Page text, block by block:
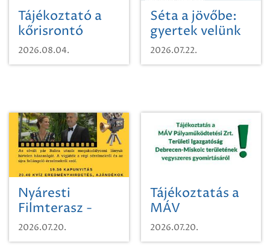
Tájékoztató a
kőrisrontó
karcsúdíszbogárról
2026.08.04.
Séta a jövőbe:
gyertek velünk
egy városi
időutazásra!
2026.07.22.
Nyáresti
Filmterasz -
Beugró a
Paradicsomba
2026.07.20.
Tájékoztatás a
MÁV
Pályaműködtetési
Zrt. Területi
2026.07.20.